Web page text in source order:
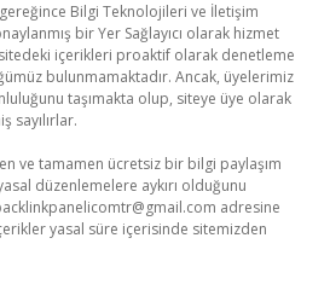
gereğince Bilgi Teknolojileri ve İletişim
bir Yer Sağlayıcı olarak hizmet
içerikleri proaktif olarak denetleme
bulunmamaktadır. Ancak, üyelerimiz
taşımakta olup, siteye üye olarak
sayılırlar.
ve tamamen ücretsiz bir bilgi paylaşım
düzenlemelere aykırı olduğunu
adresine
yasal süre içerisinde sitemizden